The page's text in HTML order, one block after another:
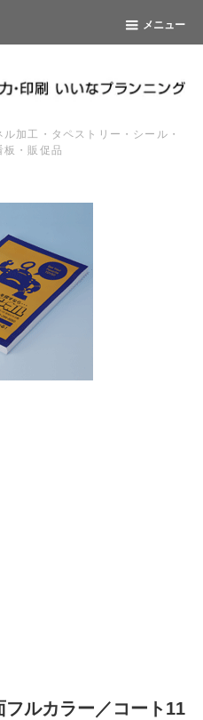
メニュー
加工・タペストリー・シール・
板・販促品
ルカラー／コート11